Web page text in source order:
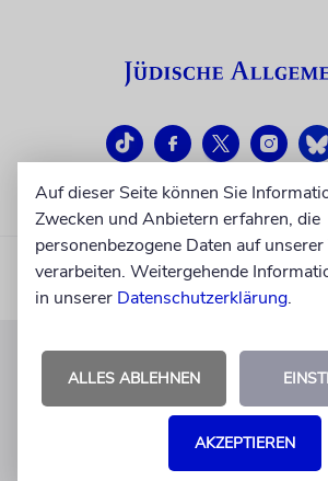
KUNDENSERVICE
Mo-Do 9-17 Uhr
Fr 9-14 Uhr
Auf dieser Seite können Sie
Zwecken und Anbietern erfahren, die
personenbezogene Daten auf
verarbeiten. Weitergehende
in unserer Datenschutzerklärung.
ALLES ABLEHNEN
AKZEPTIEREN